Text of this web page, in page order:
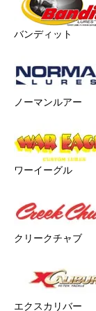
バンディット
ノーマンルアー
ワーイーグル
クリークチャブ
エクスカリバー